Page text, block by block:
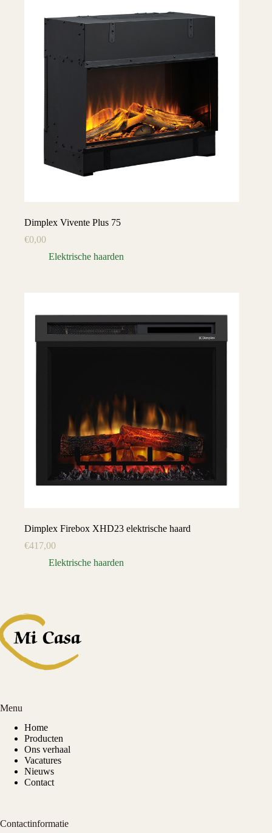
Dimplex Vivente Plus 75
€0,00
Elektrische haarden
Dimplex Firebox XHD23 elektrische haard
€417,00
Elektrische haarden
Menu
Home
Producten
Ons verhaal
Vacatures
Nieuws
Contact
Contactinformatie